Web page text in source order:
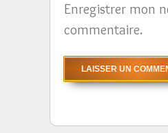
Enregistrer mon
commentaire.